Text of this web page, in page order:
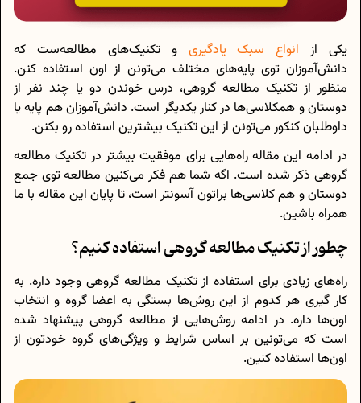
یکی از انواع سبک یادگیری و تکنیک‌های مطالعه‌ست که
دانش‌آموزان توی پایه‌های مختلف می‌تونن از اون استفاده کنن.
منظور از تکنیک مطالعه گروهی، درس خوندن دو یا چند نفر از
دوستان و همکلاسی‌ها در کنار یکدیگر است. دانش‌آموزان هم پایه یا
داوطلبان کنکور می‌تونن از این تکنیک بیشترین استفاده رو بکنن.
در ادامه این مقاله راه‌هایی برای موفقیت بیشتر در تکنیک مطالعه
گروهی ذکر شده است. اگه شما هم فکر می‌کنین مطالعه توی جمع
دوستان و هم کلاسی‌ها براتون آسونتر است، تا پایان این مقاله با ما
همراه باشین.
چطور از تکنیک مطالعه گروهی استفاده کنیم؟
راه‌های زیادی برای استفاده از تکنیک مطالعه گروهی وجود داره. به
کار گیری هر کدوم از این روش‌ها بستگی به اعضا گروه و انتخاب
اون‌ها داره. در ادامه روش‌هایی از مطالعه گروهی پیشنهاد شده
است که می‌تونین بر اساس شرایط و ویژگی‌های گروه خودتون از
اون‌ها استفاده کنین.